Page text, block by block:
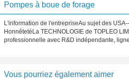
Pompes à boue de forage
L'information de l'entrepriseAu sujet des
HonnêtetéLa TECHNOLOGIE de TOPLEO
professionnelle avec R&D indépendante,
Vous pourriez également aimer